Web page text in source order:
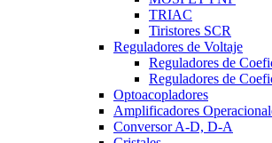
TRIAC
Tiristores SCR
Reguladores de Voltaje
Reguladores de
Reguladores de
Optoacopladores
Amplificadores
Conversor A-D, D-A